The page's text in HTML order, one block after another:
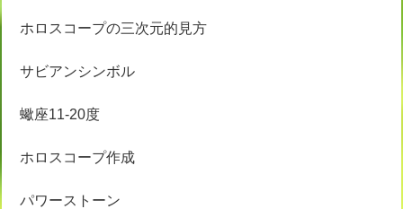
ホロスコープの三次元的見方
サビアンシンボル
蠍座11-20度
ホロスコープ作成
パワーストーン